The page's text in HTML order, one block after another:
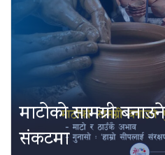
माटोको सामग्री
संकटमा